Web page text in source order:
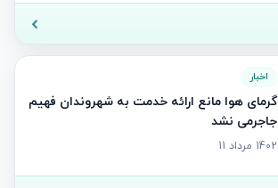
اخبار
گرمای هوا مانع ارائه خدمت به شهروندان فهيم
جاجرمی نشد
1402 مرداد 11